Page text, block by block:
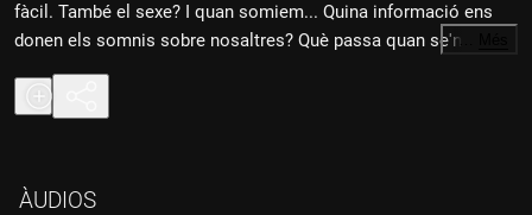
fàcil. També el sexe? I quan somiem... Quina informació ens
donen els somnis sobre nosaltres? Què passa quan se'ns fa
estrany el que somiem? O quan és molt excitant? Parlant
d'excitació, existeixen els somnis humits? I quan fem sexe de
veritat, és cert que després ells tenen més son que elles?
número 600! Amb Eduard Estivill, Eva Moreno i Dani Borrell.
…
ÀUDIOS